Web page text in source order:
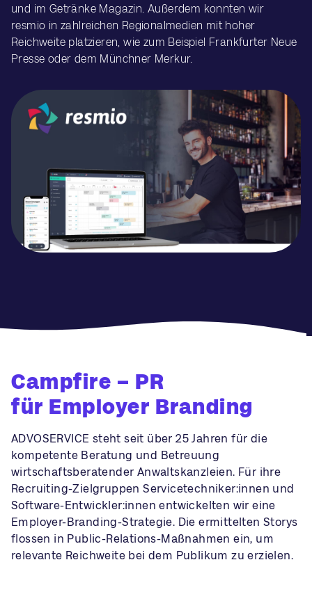
und im Getränke Magazin. Außerdem konnten wir
resmio in zahlreichen Regionalmedien mit hoher
Reichweite platzieren, wie zum Beispiel Frankfurter Neue
Presse oder dem Münchner Merkur.
Campfire – PR
für Employer Branding
ADVOSERVICE steht seit über 25 Jahren für die
kompetente Beratung und Betreuung
wirtschaftsberatender Anwaltskanzleien. Für ihre
Recruiting-Zielgruppen Servicetechniker:innen und
Software-Entwickler:innen entwickelten wir eine
Employer-Branding-Strategie. Die ermittelten Storys
flossen in Public-Relations-Maßnahmen ein, um
relevante Reichweite bei dem Publikum zu erzielen.